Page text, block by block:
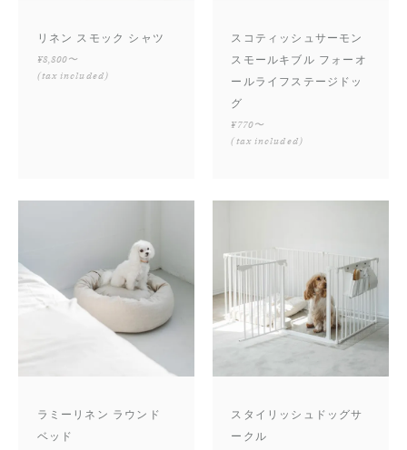
リネン スモック シャツ
¥8,800〜
(tax included)
スコティッシュサーモン
スモールキブル フォーオ
ールライフステージドッ
グ
¥770〜
(tax included)
ラミーリネン ラウンド
ベッド
スタイリッシュドッグサ
ークル